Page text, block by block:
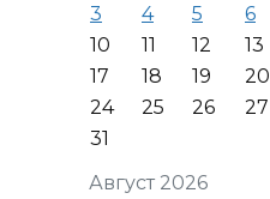
Август 2026
3
4 5 6
10
11 12 13
17
18 19 20
24
25 26 27
31